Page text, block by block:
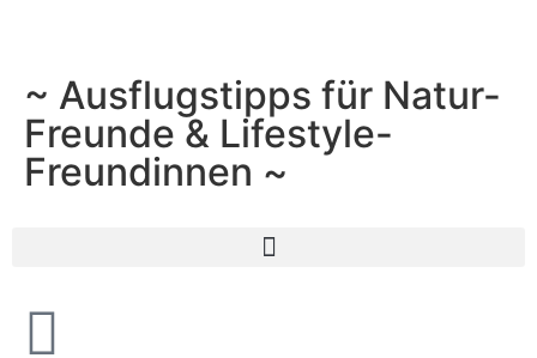
~ Ausflugstipps für Natur-
Freunde & Lifestyle-
Freundinnen ~